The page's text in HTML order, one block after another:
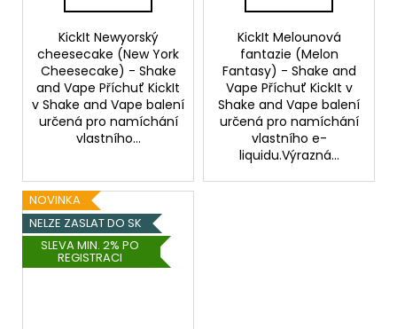
KickIt Newyorský
cheesecake (New York
Cheesecake) - Shake
and Vape Příchuť KickIt
v Shake and Vape balení
určená pro namíchání
vlastního...
KickIt Melounová
fantazie (Melon
Fantasy) - Shake and
Vape Příchuť KickIt v
Shake and Vape balení
určená pro namíchání
vlastního e-
liquidu.Výrazná...
NOVINKA
NELZE ZASLAT DO SK
SLEVA MIN. 2% PO
REGISTRACI